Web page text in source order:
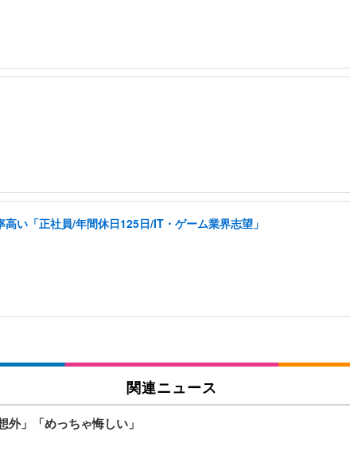
い「正社員/年間休日125日/IT・ゲーム業界志望」
関連ニュース
」「めっちゃ悔しい」